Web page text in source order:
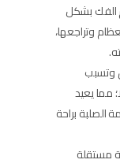
الفك بشكل
وتراجعها،
وتسبب
مما يعيد
الصلبة براحة
مستقلة